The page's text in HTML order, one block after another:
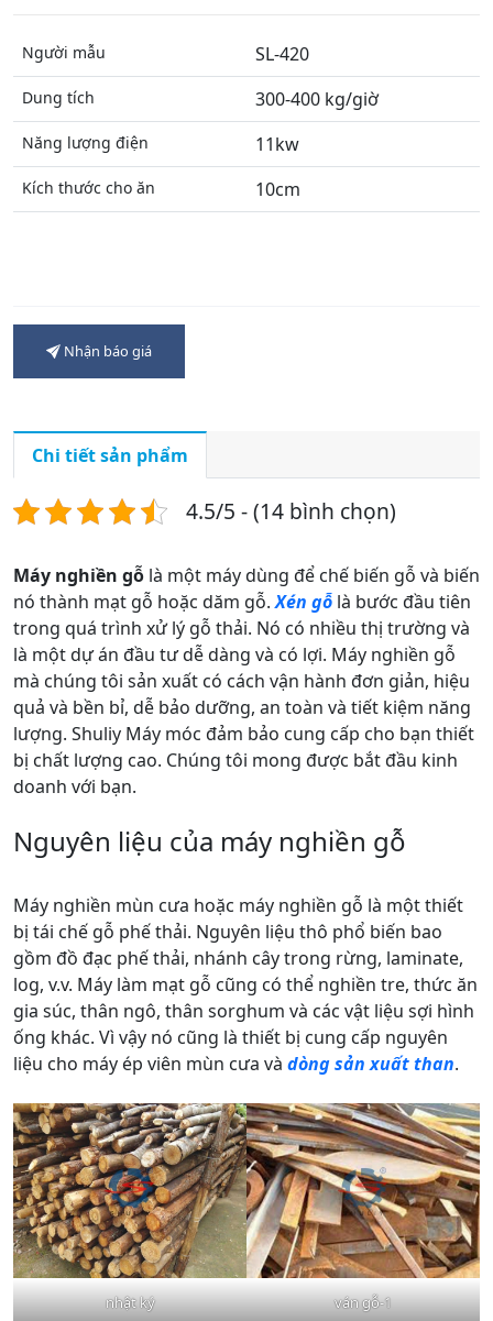
Người mẫu SL-420
Dung tích 300-400 kg/giờ
Năng lượng điện 11kw
Kích thước cho ăn 10cm
Nhận báo giá
Chi tiết sản phẩm
4.5/5 - (14 bình chọn)
Máy nghiền gỗ là một máy dùng để chế biến gỗ và biến
nó thành mạt gỗ hoặc dăm gỗ.Xén gỗ là bước đầu tiên
trong quá trình xử lý gỗ thải. Nó có nhiều thị trường và
là một dự án đầu tư dễ dàng và có lợi. Máy nghiền gỗ
mà chúng tôi sản xuất có cách vận hành đơn giản, hiệu
quả và bền bỉ, dễ bảo dưỡng, an toàn và tiết kiệm năng
lượng. Shuliy Máy móc đảm bảo cung cấp cho bạn thiết
bị chất lượng cao. Chúng tôi mong được bắt đầu kinh
doanh với bạn.
Nguyên liệu của máy nghiền gỗ
Máy nghiền mùn cưa hoặc máy nghiền gỗ là một thiết
bị tái chế gỗ phế thải. Nguyên liệu thô phổ biến bao
gồm đồ đạc phế thải, nhánh cây trong rừng, laminate,
log, v.v. Máy làm mạt gỗ cũng có thể nghiền tre, thức ăn
gia súc, thân ngô, thân sorghum và các vật liệu sợi hình
ống khác. Vì vậy nó cũng là thiết bị cung cấp nguyên
liệu cho máy ép viên mùn cưa và dòng sản xuất than.
nhật ký ván gỗ-1